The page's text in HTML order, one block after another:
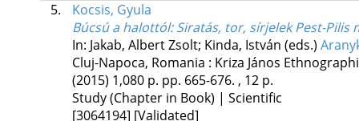
5.
Kocsis, Gyula
Búcsú a halottól: Siratás, tor, sírjelek Pest-Pilis
In: Jakab, Albert Zsolt; Kinda, István (eds.)
Cluj-Napoca, Romania : Kriza János
(2015) 1,080 p. pp. 665-676. , 12 p.
Study (Chapter in Book) | Scientific
[3064194] [Validated]